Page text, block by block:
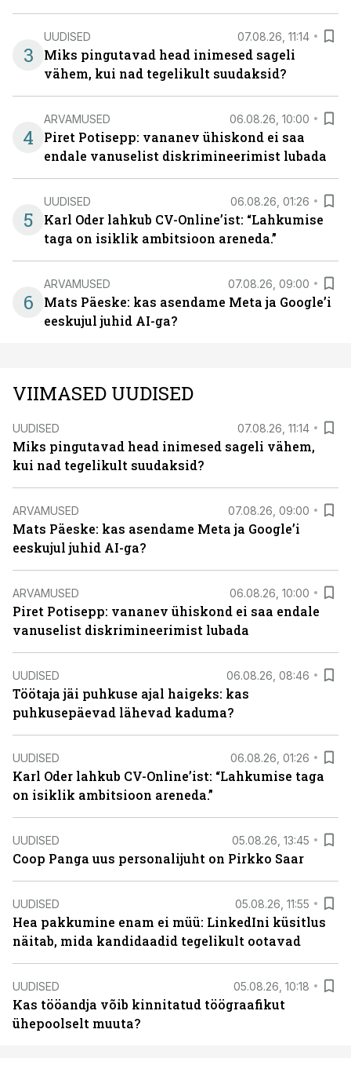
3
UUDISED 07.08.26, 11:14
Miks pingutavad head inimesed sageli
vähem, kui nad tegelikult suudaksid?
4
ARVAMUSED 06.08.26, 10:00
Piret Potisepp: vananev ühiskond ei saa
endale vanuselist diskrimineerimist lubada
5
UUDISED 06.08.26, 01:26
Karl Oder lahkub CV-Online’ist: “Lahkumise
taga on isiklik ambitsioon areneda.”
6
ARVAMUSED 07.08.26, 09:00
Mats Päeske: kas asendame Meta ja Google’i
eeskujul juhid AI-ga?
VIIMASED UUDISED
UUDISED 07.08.26, 11:14
Miks pingutavad head inimesed sageli vähem,
kui nad tegelikult suudaksid?
ARVAMUSED 07.08.26, 09:00
Mats Päeske: kas asendame Meta ja Google’i
eeskujul juhid AI-ga?
ARVAMUSED 06.08.26, 10:00
Piret Potisepp: vananev ühiskond ei saa endale
vanuselist diskrimineerimist lubada
UUDISED 06.08.26, 08:46
Töötaja jäi puhkuse ajal haigeks: kas
puhkusepäevad lähevad kaduma?
UUDISED 06.08.26, 01:26
Karl Oder lahkub CV-Online’ist: “Lahkumise taga
on isiklik ambitsioon areneda.”
UUDISED 05.08.26, 13:45
Coop Panga uus personalijuht on Pirkko Saar
UUDISED 05.08.26, 11:55
Hea pakkumine enam ei müü: LinkedIni küsitlus
näitab, mida kandidaadid tegelikult ootavad
UUDISED 05.08.26, 10:18
Kas tööandja võib kinnitatud töögraafikut
ühepoolselt muuta?